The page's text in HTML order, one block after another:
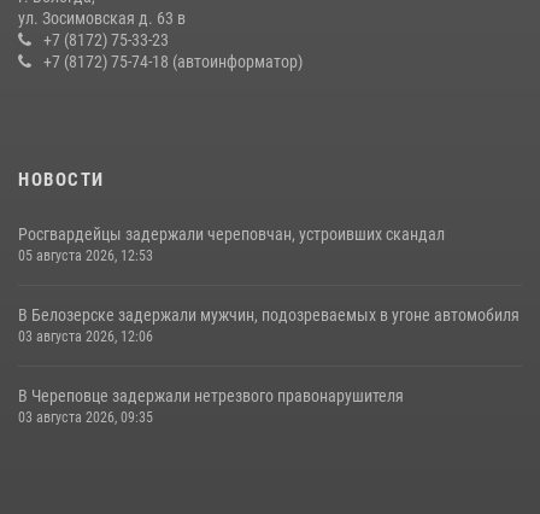
21 единицу оружия изъяли за минувшую неделю сотрудники
Росгвардии в Вологодской области
20 июля 2026, 10:47
ул. Зосимовская д. 63 в
+7 (8172) 75-33-23
+7 (8172) 75-74-18 (автоинформатор)
НОВОСТИ
Росгвардейцы задержали череповчан, устроивших скандал
05 августа 2026, 12:53
В Белозерске задержали мужчин, подозреваемых в угоне автомобиля
03 августа 2026, 12:06
В Череповце задержали нетрезвого правонарушителя
03 августа 2026, 09:35